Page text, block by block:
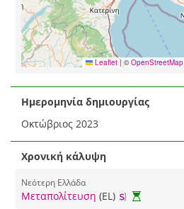
Leaflet |©OpenStreetMap
Ημερομηνία δημιουργίας
Οκτώβριος 2023
Χρονική κάλυψη
Νεότερη Ελλάδα
Μεταπολίτευση (EL)